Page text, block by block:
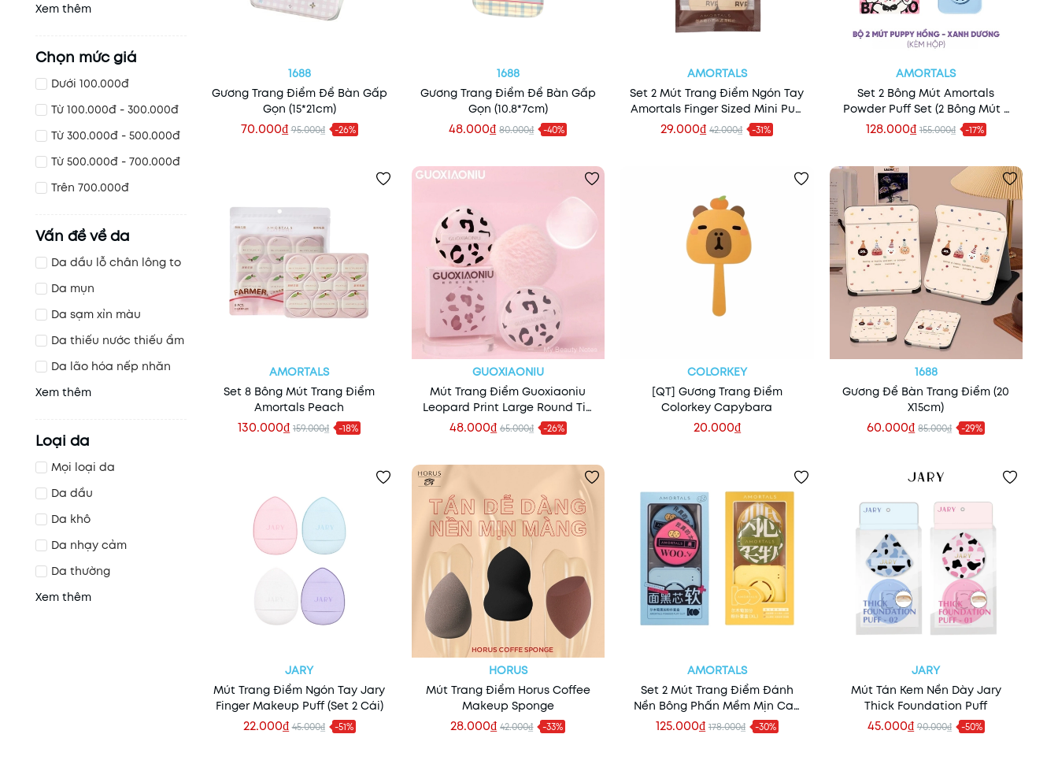
Xem thêm
Chọn mức giá
Dưới 100.000đ
Từ 100.000đ - 300.000đ
Từ 300.000đ - 500.000đ
Từ 500.000đ - 700.000đ
Trên 700.000đ
Vấn đề về da
Da dầu lỗ chân lông to
Da mụn
Da sạm xỉn màu
Da thiếu nước thiếu ẩm
Da lão hóa nếp nhăn
Xem thêm
Loại da
Mọi loại da
Da dầu
Da khô
Da nhạy cảm
Da thường
Xem thêm
Thêm vào giỏ
1688
Gương Trang Điểm Để Bàn Gấp
Gọn (15*21cm)
70.000₫ 95.000₫ -26%
Thêm vào giỏ
1688
Gương Trang Điểm Để Bàn Gấp
Gọn (10.8*7cm)
48.000₫ 80.000₫ -40%
Thêm vào giỏ
AMORTALS
Set 2 Mút Trang Điểm Ngón Tay
Amortals Finger Sized Mini Puff
Concealer Puff
29.000₫ 42.000₫ -31%
AMORTALS
Set 2 Bông Mút Amortals
Powder Puff Set (2 Bông Mút +
Hộp Đựng)
128.000₫ 155.000₫ -17%
Thêm vào giỏ
AMORTALS
Set 8 Bông Mút Trang Điểm
Amortals Peach
130.000₫ 159.000₫ -18%
Thêm vào giỏ
GUOXIAONIU
Mút Trang Điểm Guoxiaoniu
Leopard Print Large Round Tip
Powder Puff
48.000₫ 65.000₫ -26%
COLORKEY
[QT] Gương Trang Điểm
Colorkey Capybara
20.000₫
Thêm vào giỏ
1688
Gương Để Bàn Trang Điểm (20
X15cm)
60.000₫ 85.000₫ -29%
Thêm vào giỏ
JARY
Mút Trang Điểm Ngón Tay Jary
Finger Makeup Puff (Set 2 Cái)
22.000₫ 45.000₫ -51%
HORUS
Mút Trang Điểm Horus Coffee
Makeup Sponge
28.000₫ 42.000₫ -33%
AMORTALS
Set 2 Mút Trang Điểm Đánh
Nền Bông Phấn Mềm Mịn Cao
Cấp Amortals (Kèm Hộp Đựng)
125.000₫ 178.000₫ -30%
JARY
Mút Tán Kem Nền Dày Jary
Thick Foundation Puff
45.000₫ 90.000₫ -50%